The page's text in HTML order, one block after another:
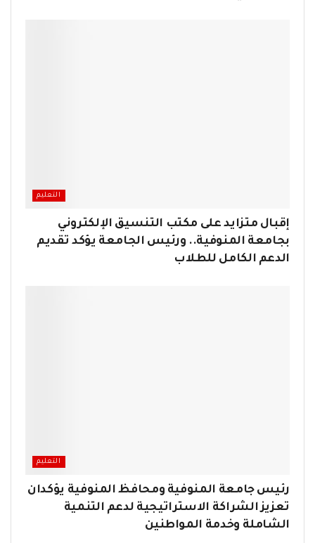
التعليم
إقبال متزايد على مكتب التنسيق الإلكتروني
بجامعة المنوفية.. ورئيس الجامعة يؤكد تقديم
الدعم الكامل للطلاب
التعليم
رئيس جامعة المنوفية ومحافظ المنوفية يؤكدان
تعزيز الشراكة الاستراتيجية لدعم التنمية
الشاملة وخدمة المواطنين